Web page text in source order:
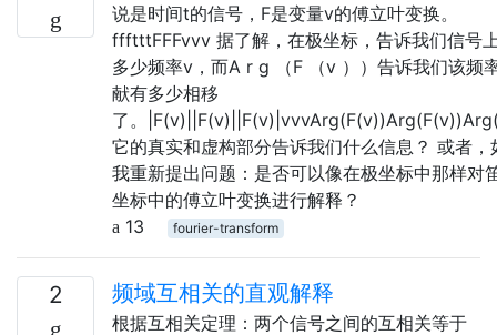
说是时间t的信号，F是变量v的傅立叶变换。
ffftttFFFvvv 据了解，在极坐标，告诉我们信号
多少频率v，而A r g （F （v ））告诉我们该频
献有多少相移
了。
它的真实和虚构部分告诉我们什么信息？ 或者，
我重新提出问题：是否可以像在极坐标中那样对
坐标中的傅立叶变换进行解释？
13
fourier-transform
2 频域互相关的直观解释
根据互相关定理：两个信号之间的互相关等于